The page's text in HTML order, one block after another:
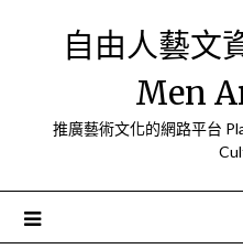
自由人藝文
Men
推廣藝術文化的網路平台